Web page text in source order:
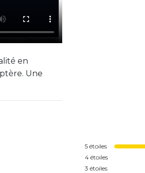
5 étoiles
4 étoiles
3 étoiles
en
Une